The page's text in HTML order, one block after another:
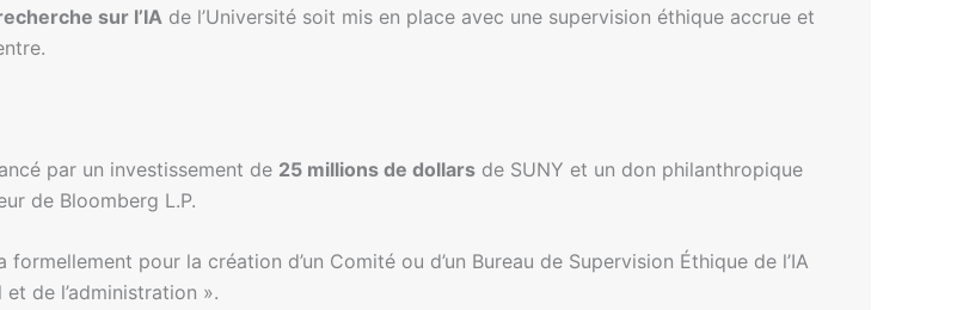
sur l’IA de l’Université soit mis en place avec une supervision éthique accrue et
par un investissement de 25 millions de dollars de SUNY et un don philanthropique
de Bloomberg L.P.
pour la création d’un Comité ou d’un Bureau de Supervision Éthique de l’IA
de l’administration ».